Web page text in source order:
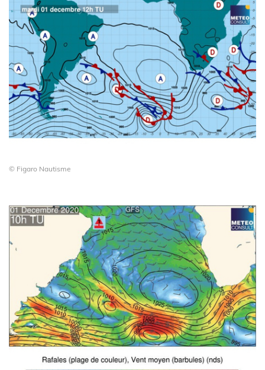
© Figaro Nautisme